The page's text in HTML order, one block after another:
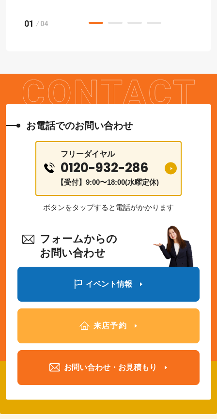
01 04
お電話でのお問い合わせ
フリーダイヤル
0120-932-286
【受付】9:00〜18:00(水曜定休)
ボタンをタップすると電話がかかります
フォームからの
お問い合わせ
イベント情報
来店予約
お問い合わせ・お見積もり